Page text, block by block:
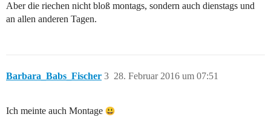
Aber die riechen nicht bloß montags, sondern auch dienstags und
an allen anderen Tagen.
Barbara_Babs_Fischer 28. Februar 2016 um 07:51
3
Ich meinte auch Montage